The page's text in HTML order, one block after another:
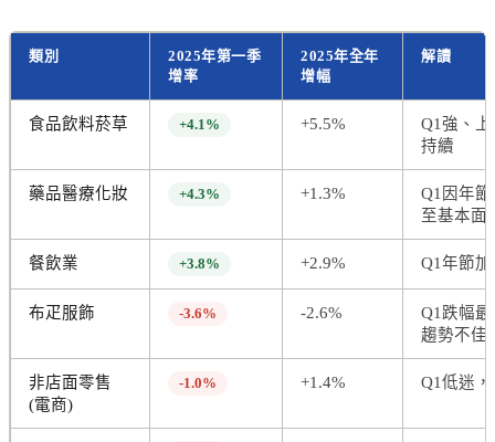
類別
2025年第一季
增率
2025年全年
增幅
解讀
食品飲料菸草 +4.1% +5.5%
Q1強、
持續
藥品醫療化妝 +4.3% +1.3%
Q1因年
至基本面
餐飲業 +3.8% +2.9% Q1年節
布疋服飾 -3.6% -2.6%
Q1跌幅
趨勢不佳
非店面零售
(電商)
-1.0% +1.4% Q1低迷